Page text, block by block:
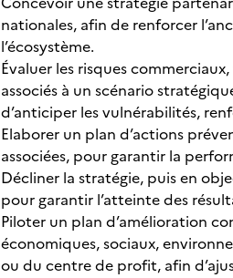
nationales, afin de renforcer
l’écosystème.
Évaluer les risques
associés à un scénario
d’anticiper les vulnérabilités,
Elaborer un plan d’actions
associées, pour garantir la
Décliner la stratégie, puis en
pour garantir l’atteinte des
Piloter un plan d’amélioration
économiques, sociaux,
ou du centre de profit, afin